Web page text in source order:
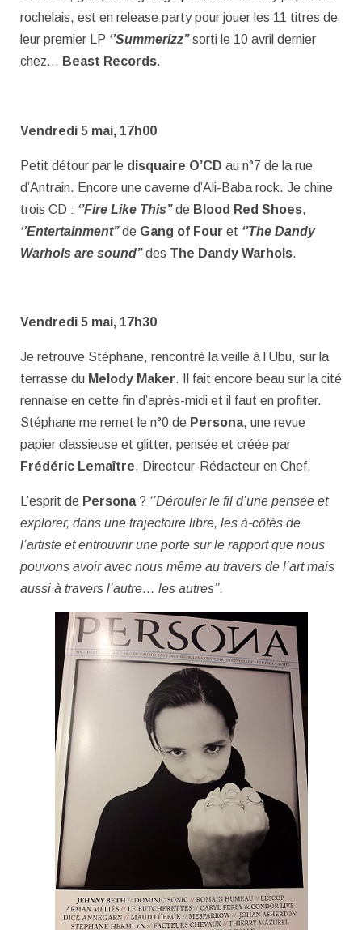
rochelais, est en release party pour jouer les 11 titres de
leur premier LP ‘’Summerizz’’sorti le 10 avril dernier
chez… Beast Records.
Vendredi 5 mai, 17h00
Petit détour par le disquaire O’CD au n°7 de la rue
d’Antrain. Encore une caverne d’Ali-Baba rock. Je chine
trois CD : ‘’Fire Like This’’de Blood Red Shoes,
‘’Entertainment’’de Gang of Four et ‘’The Dandy
Warhols are sound’’des The Dandy Warhols.
Vendredi 5 mai, 17h30
Je retrouve Stéphane, rencontré la veille à l’Ubu, sur la
terrasse du Melody Maker. Il fait encore beau sur la cité
rennaise en cette fin d’après-midi et il faut en profiter.
Stéphane me remet le n°0 de Persona, une revue
papier classieuse et glitter, pensée et créée par
Frédéric Lemaître, Directeur-Rédacteur en Chef.
L’esprit de Persona? ‘’Dérouler le fil d’une pensée et
explorer, dans une trajectoire libre, les à-côtés de
l’artiste et entrouvrir une porte sur le rapport que nous
pouvons avoir avec nous même au travers de l’art mais
aussi à travers l’autre… les autres’’.